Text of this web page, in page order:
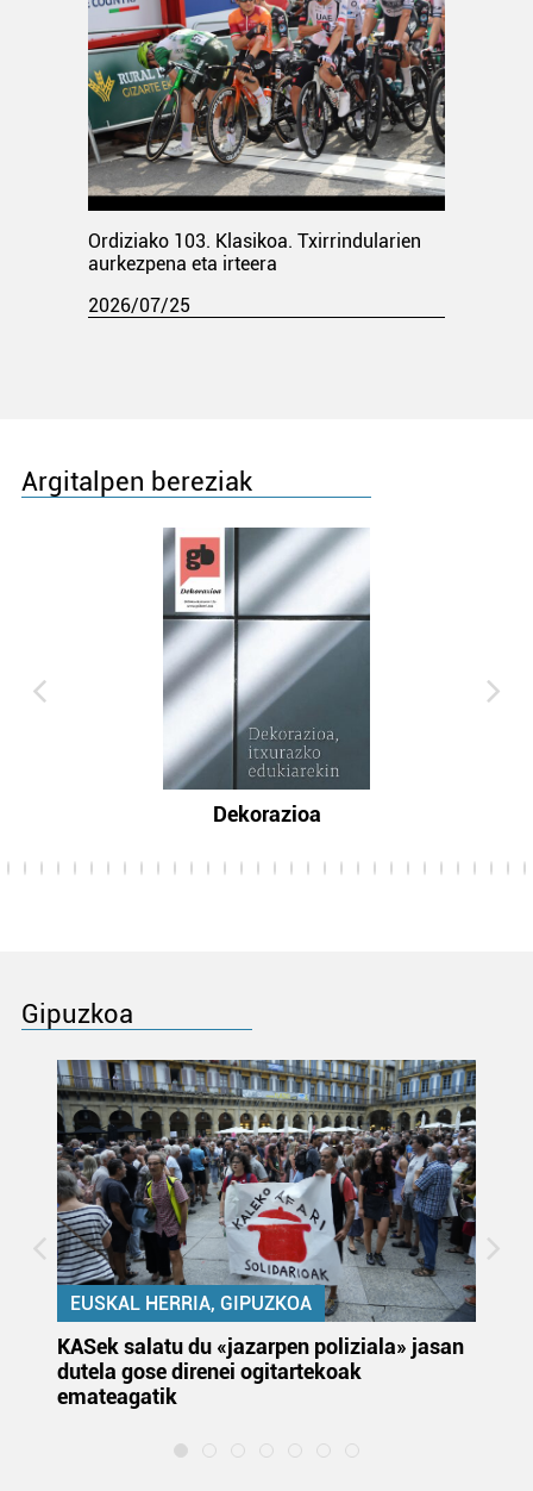
Ordiziako 103. Klasikoa. Txirrindularien
aurkezpena eta irteera
2026/07/25
Argitalpen bereziak
Dekorazioa
Gipuzkoa
EUSKAL HERRIA, GIPUZKOA
KASek salatu du «jazarpen poliziala» jasan
dutela gose direnei ogitartekoak
emateagatik